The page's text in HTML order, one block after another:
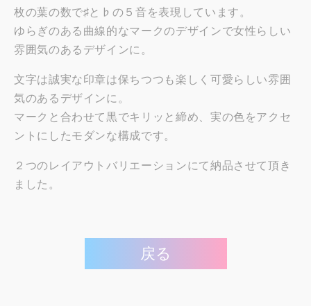
枚の葉の数で♯と♭の５音を表現しています。
ゆらぎのある曲線的なマークのデザインで女性らしい
雰囲気のあるデザインに。
文字は誠実な印章は保ちつつも楽しく可愛らしい雰囲
気のあるデザインに。
マークと合わせて黒でキリッと締め、実の色をアクセ
ントにしたモダンな構成です。
２つのレイアウトバリエーションにて納品させて頂き
ました。
戻る